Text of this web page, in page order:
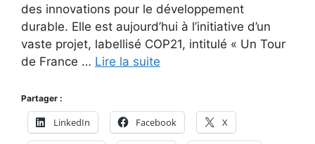
des innovations pour le développement
durable. Elle est aujourd’hui à l’initiative d’un
vaste projet, labellisé COP21, intitulé « Un Tour
de France … Lire la suite
Partager :
LinkedIn Facebook X